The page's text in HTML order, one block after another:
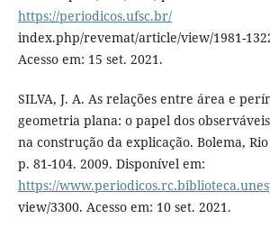
https://periodicos.ufsc.br/
index.php/revemat/article/view/1981-
Acesso em: 15 set. 2021.
SILVA, J. A. As relações entre área e
geometria plana: o papel dos
na construção da explicação. Bolema,
p. 81-104. 2009. Disponível em:
https://
view/3300. Acesso em: 10 set. 2021.